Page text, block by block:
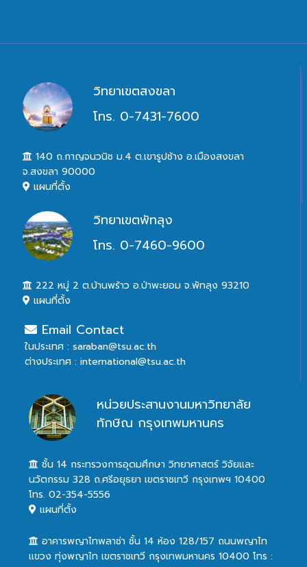
วิทยาเขตสงขลา
โทร. 0-7431-7600
140 ถ.กาญจนวนิช ม.4 ต.เขารูปช้าง อ.เมืองสงขลา
จ.สงขลา 90000
แผนที่ตั้ง
วิทยาเขตพัทลุง
โทร. 0-7460-9600
222 หมู่ 2 ต.บ้านพร้าว อ.ป่าพะยอม จ.พัทลุง 93210
แผนที่ตั้ง
Email Contact
ในประเทศ : saraban@tsu.ac.th
ต่างประเทศ : international@tsu.ac.th
หน่วยประสานงานมหาวิทยาลัย
ทักษิณ กรุงเทพมหานคร
ชั้น 14 กระทรวงการอุดมศึกษา วิทยาศาสตร์ วิจัยและ
นวัตกรรม 328 ถ.ศรีอยุธยา เขตราชเทวี กรุงเทพฯ 10400
โทร. 02-354-5556
แผนที่ตั้ง
อาคารพญาไทพลาซ่า ชั้น 14 ห้อง 128/157 ถนนพญาไท
แขวง ทุ่งพญาไท เขตราชเทวี กรุงเทพมหานคร 10400 โทร :